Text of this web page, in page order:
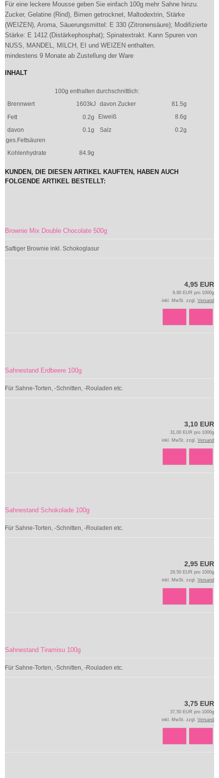
Für eine leckere Mousse geben Sie einfach 100g mehr Sahne hinzu.
Zucker, Gelatine (Rind), Birnen getrocknet, Maltodextrin, Stärke
(WEIZEN), Aroma, Säuerungsmittel: E 330 (Zitronensäure); Modifizierte
Stärke: E 1412 (Distärkephosphat); Spinatextrakt. Kann Spuren von
NUSS, MANDEL, MILCH, EI und WEIZEN enthalten.
mindestens 9 Monate ab Zustellung der Ware
INHALT
100g enthalten durchschnittlich:
Brennwert
1603kJ davon Zucker
81.5g
Fett
0.2g Eiweiß
8.6g
davon
ges.Fettsäuren
0.1g Salz 0.2g
Kohlenhydrate 84.9g
KUNDEN, DIE DIESEN ARTIKEL KAUFTEN, HABEN AUCH
FOLGENDE ARTIKEL BESTELLT:
Brownie Mix Double Chocolate 500g
Saftiger Brownie inkl. Schokoglasur
4,95 EUR
9,90 EUR pro 1000g
inkl. MwSt. zzgl. Versand
Sahnestand Erdbeere 100g
Für Sahne-Torten, -Schnitten, -Rouladen etc.
3,10 EUR
31,00 EUR pro 1000g
inkl. MwSt. zzgl. Versand
Sahnestand Schokolade 100g
Für Sahne-Torten, -Schnitten, -Rouladen etc.
2,95 EUR
29,50 EUR pro 1000g
inkl. MwSt. zzgl. Versand
Sahnestand Tiramisu 100g
Für Sahne-Torten, -Schnitten, -Rouladen etc.
3,75 EUR
37,50 EUR pro 1000g
inkl. MwSt. zzgl. Versand